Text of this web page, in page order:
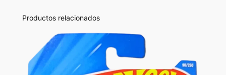
Productos relacionados